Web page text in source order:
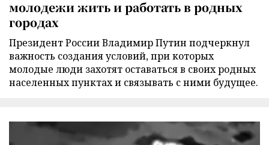
молодежи жить и работать в родных
городах
Президент России Владимир Путин подчеркнул
важность создания условий, при которых
молодые люди захотят оставаться в своих родных
населенных пунктах и связывать с ними будущее.